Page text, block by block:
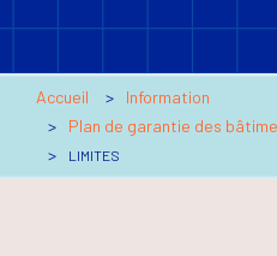
Accueil
Information
Plan de garantie des
LIMITES